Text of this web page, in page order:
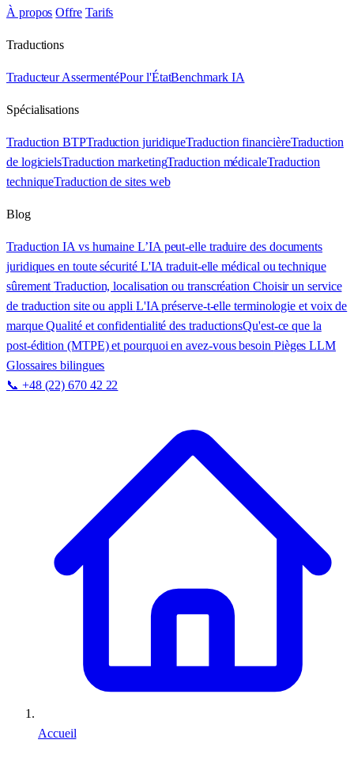
À propos Offre Tarifs
Traductions
Traducteur AssermentéPour l'ÉtatBenchmark IA
Spécialisations
Traduction BTPTraduction juridiqueTraduction financièreTraduction
de logicielsTraduction marketingTraduction médicaleTraduction
techniqueTraduction de sites web
Blog
Traduction IA vs humaine L’IA peut-elle traduire des documents
juridiques en toute sécurité L'IA traduit-elle médical ou technique
sûrementTraduction, localisation ou transcréation Choisir un service
de traduction site ou appli L'IA préserve-t-elle terminologie et voix de
marqueQualité et confidentialité des traductionsQu'est-ce que la
post-édition (MTPE) et pourquoi en avez-vous besoin Pièges LLM
Glossaires bilingues
📞 +48 (22) 670 42 22
Accueil